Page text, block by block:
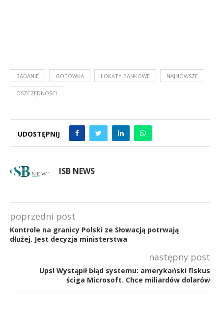
BADANIE GOTÓWKA LOKATY BANKOWE NAJNOWSZE
OSZCZĘDNOŚCI
UDOSTĘPNIJ
ISB NEWS
poprzedni post
Kontrole na granicy Polski ze Słowacją potrwają
dłużej. Jest decyzja ministerstwa
następny post
Ups! Wystąpił błąd systemu: amerykański fiskus
ściga Microsoft. Chce miliardów dolarów